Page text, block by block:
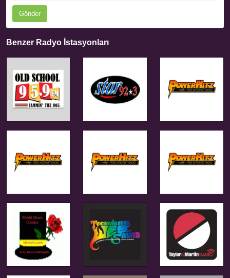
Gönder
Benzer Radyo İstasyonları